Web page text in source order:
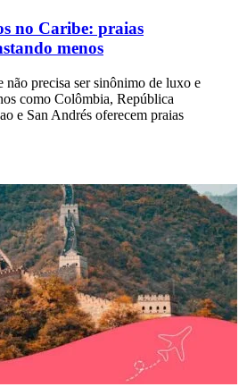
no Caribe: praias
menos
não precisa ser sinônimo de luxo e
como Colômbia, República
e San Andrés oferecem praias